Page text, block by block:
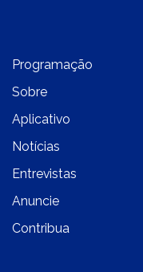
Programação
Sobre
Aplicativo
Notícias
Entrevistas
Anuncie
Contribua